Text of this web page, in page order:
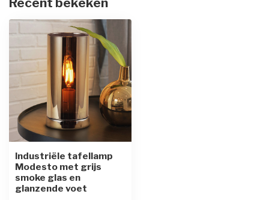
Industriële tafellamp
Modesto met grijs
smoke glas en
glanzende voet